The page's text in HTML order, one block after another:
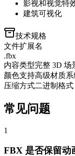
影视和视觉特
建筑可视化
技术规格
文件扩展名
.fbx
内容类型完整 3D 场
颜色支持高级材质系
压缩方式二进制格式
常见问题
1
FBX 是否保留动